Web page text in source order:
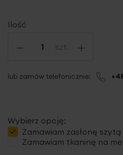
Ilość
- szt. +
lub zamów telefonicznie:
Wybierz opcję:
Zamawiam zasłonę szytą
Zamawiam tkaninę na